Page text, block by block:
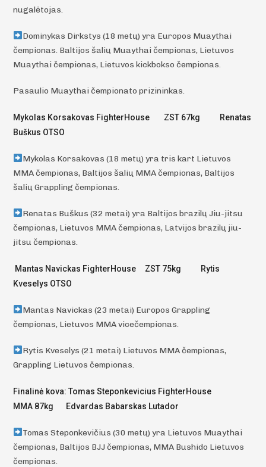
nugalėtojas.
Dominykas Dirkstys (18 metų) yra Europos Muaythai
čempionas. Baltijos šalių Muaythai čempionas, Lietuvos
Muaythai čempionas, Lietuvos kickbokso čempionas.
Pasaulio Muaythai čempionato prizininkas.
Mykolas Korsakovas FighterHouse ZST 67kg Renatas
Buškus OTSO
Mykolas Korsakovas (18 metų) yra tris kart Lietuvos
MMA čempionas, Baltijos šalių MMA čempionas, Baltijos
šalių Grappling čempionas.
Renatas Buškus (32 metai) yra Baltijos brazilų Jiu-jitsu
čempionas, Lietuvos MMA čempionas, Latvijos brazilų jiu-
jitsu čempionas.
Mantas Navickas FighterHouse ZST 75kg Rytis
Kveselys OTSO
Mantas Navickas (23 metai) Europos Grappling
čempionas, Lietuvos MMA vicečempionas.
Rytis Kveselys (21 metai) Lietuvos MMA čempionas,
Grappling Lietuvos čempionas.
Finalinė kova: Tomas Steponkevicius FighterHouse
MMA 87kg Edvardas Babarskas Lutador
Tomas Steponkevičius (30 metų) yra Lietuvos Muaythai
čempionas, Baltijos BJJ čempionas, MMA Bushido Lietuvos
čempionas.